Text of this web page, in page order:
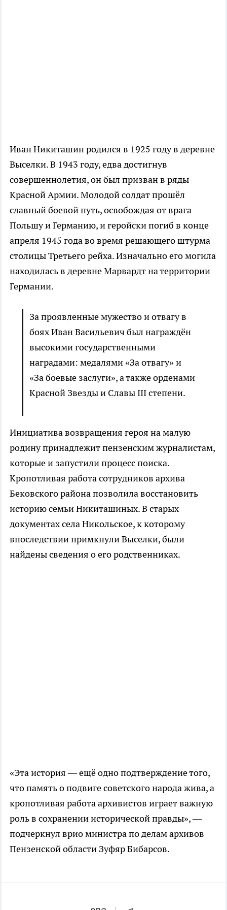
Иван Никиташин родился в 1925 году в деревне
Выселки. В 1943 году, едва достигнув
совершеннолетия, он был призван в ряды
Красной Армии. Молодой солдат прошёл
славный боевой путь, освобождая от врага
Польшу и Германию, и геройски погиб в конце
апреля 1945 года во время решающего штурма
столицы Третьего рейха. Изначально его могила
находилась в деревне Марвардт на территории
Германии.
За проявленные мужество и отвагу в
боях Иван Васильевич был награждён
высокими государственными
наградами: медалями «За отвагу» и
«За боевые заслуги», а также орденами
Красной Звезды и Славы III степени.
Инициатива возвращения героя на малую
родину принадлежит пензенским журналистам,
которые и запустили процесс поиска.
Кропотливая работа сотрудников архива
Бековского района позволила восстановить
историю семьи Никиташиных. В старых
документах села Никольское, к которому
впоследствии примкнули Выселки, были
найдены сведения о его родственниках.
«Эта история — ещё одно подтверждение того,
что память о подвиге советского народа жива, а
кропотливая работа архивистов играет важную
роль в сохранении исторической правды», —
подчеркнул врио министра по делам архивов
Пензенской области Зуфяр Бибарсов.